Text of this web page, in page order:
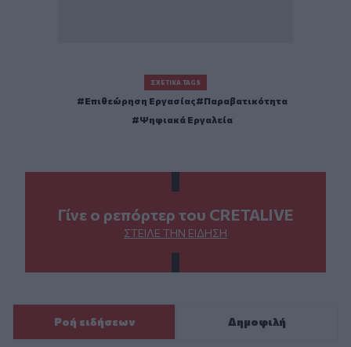
ΣΧΕΤΙΚΆ TAGS
Επιθεώρηση Εργασίας
Παραβατικότητα
Ψηφιακά Εργαλεία
Γίνε ο ρεπόρτερ του CRETALIVE
ΣΤΕΊΛΕ ΤΗΝ ΕΊΔΗΣΗ
Ροή ειδήσεων Δημοφιλή